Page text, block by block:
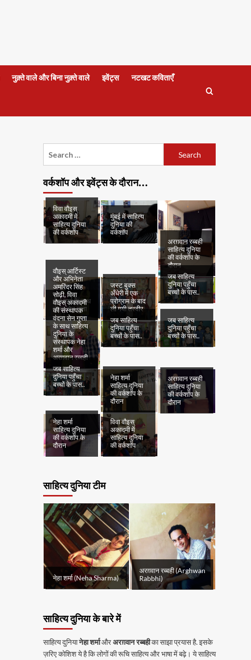
नुक़्ते वाले और बिना नुक़्ते वाले इवेंट्स नटखट कविताएँ
वर्कशॉप और इवेंट्स के दौरान…
विवा वौइस्
अकादमी में
साहित्य दुनिया
की वर्कशॉप
मुंबई में साहित्य
दुनिया की
वर्कशॉप
अरग़वान रब्बही
साहित्य दुनिया
की वर्कशॉप के
दौरान
नेहा शर्मा के साथ
वंदना सेन गुप्ता
जस्ट बुक्स
अँधेरी में एक
प्रोग्राम के बाद
ली गयी तस्वीर
जब साहित्य
दुनिया पहुँचा
बच्चों के पास..
वौइस् आर्टिस्ट
और अभिनेता
अमरिंदर सिंह
सोढ़ी, विवा
वौइस् अकादमी
की संस्थापक
वंदना सेन गुप्ता
के साथ साहित्य
दुनिया के
संस्थापक नेहा
शर्मा और
अरग़वान रब्बही
जब साहित्य
दुनिया पहुँचा
बच्चों के पास..
जब साहित्य
दुनिया पहुँचा
बच्चों के पास..
जब साहित्य
दुनिया पहुँचा
बच्चों के पास..
नेहा शर्मा
साहित्य दुनिया
की वर्कशॉप के
दौरान
अरग़वान रब्बही
साहित्य दुनिया
की वर्कशॉप के
दौरान
नेहा शर्मा
साहित्य दुनिया
की वर्कशॉप के
दौरान
विवा वौइस्
अकादमी में
साहित्य दुनिया
की वर्कशॉप
साहित्य दुनिया टीम
नेहा शर्मा (Neha Sharma)
अरग़वान रब्बही (Arghwan
Rabbhi)
साहित्य दुनिया के बारे में
साहित्य दुनियानेहा शर्माऔरअरग़वान रब्बहीका साझा प्रयास है. इसके
ज़रिए कोशिश ये है कि लोगों की रूचि साहित्य और भाषा में बढ़े। ये साहित्य